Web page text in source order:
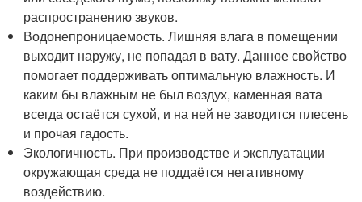
распространению звуков.
Водонепроницаемость. Лишняя влага в помещении
выходит наружу, не попадая в вату. Данное свойство
помогает поддерживать оптимальную влажность. И
каким бы влажным не был воздух, каменная вата
всегда остаётся сухой, и на ней не заводится плесень
и прочая гадость.
Экологичность. При производстве и эксплуатации
окружающая среда не поддаётся негативному
воздействию.